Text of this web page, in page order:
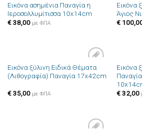
Πρόσθήκη
στην λίστα
Εικόνα ασημένια Παναγία η
Ιεροσολλυμίτισσα 10x14cm
€38,00 με ΦΠΑ
Εικόνα
Άγιος
€
Πρόσθήκη
στην λίστα
Εικόνα ξύλινη Ειδικά Θέματα
(Λιθογραφία) Παναγία 17x42cm
€35,00 με ΦΠΑ
Εικόνα
€32,00